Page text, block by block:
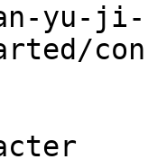
yu-ji-